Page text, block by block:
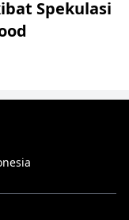
Spekulasi